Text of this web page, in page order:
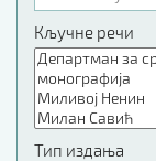
Кључне речи
Тип издања